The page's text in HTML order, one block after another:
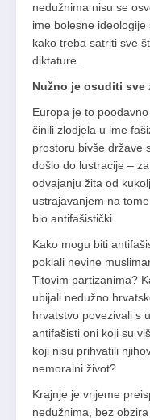
nedužnima nisu se
ime bolesne
kako treba satriti sve
diktature.
Nužno je osuditi sve
Europa je to
činili zlodjela u ime
prostoru bivše države
došlo do lustracije –
odvajanju žita od
ustrajavanjem na
bio antifašistički.
Kako mogu biti
poklali nevine
Titovim partizanima?
ubijali nedužno
hrvatstvo povezivali s
antifašisti oni koji su
koji nisu prihvatili
nemoralni život?
Krajnje je vrijeme
nedužnima, bez